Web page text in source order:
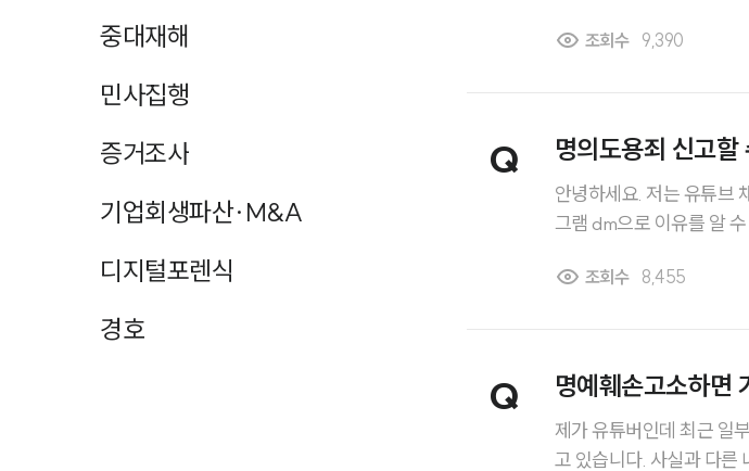
중대재해
민사집행
증거조사
기업회생파산·M&A
디지털포렌식
경호
런 경우도 저작권법위반
조회수 9,390
Q 명의도용죄 신고할
안녕하세요. 저는 유튜브 채널을
그램 dm으로 이유를 알
변 부탁드립니다.
조회수 8,455
Q 명예훼손고소하면
제가 유튜버인데 최근 일
고 있습니다. 사실과 다른